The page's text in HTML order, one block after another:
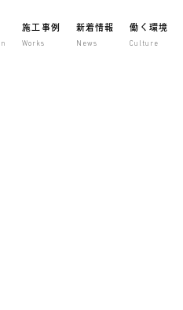
施工事例
Works
新着情報
News
働く環境
Culture